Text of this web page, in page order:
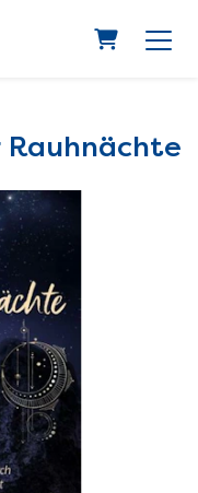
Rauhnächte